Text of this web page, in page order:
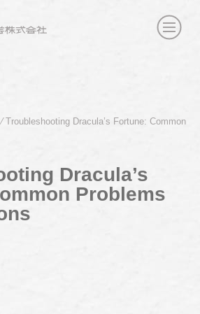
⁄Troubleshooting Dracula’s Fortune: Common
Dracula’s
Problems